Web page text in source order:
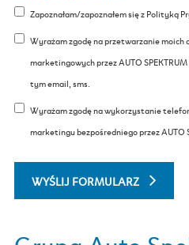
Zapoznałam/zapoznałem się z Polityką
Wyrażam zgodę na przetwarzanie moich
marketingowych przez AUTO
tym email, sms.
Wyrażam zgodę na wykorzystanie
marketingu bezpośredniego przez AUTO
WYŚLIJ FORMULARZ